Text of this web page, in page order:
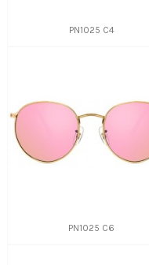
PN1025 C4
PN1025 C6